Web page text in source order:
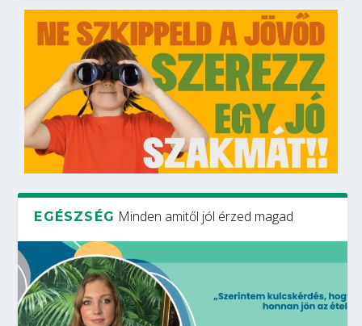
EGÉSZSÉG Minden amitől jól érzed magad